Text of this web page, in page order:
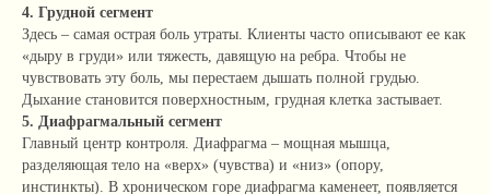
4. Грудной сегмент
Здесь – самая острая боль утраты. Клиенты часто описывают ее как
«дыру в груди» или тяжесть, давящую на ребра. Чтобы не
чувствовать эту боль, мы перестаем дышать полной грудью.
Дыхание становится поверхностным, грудная клетка застывает.
5. Диафрагмальный сегмент
Главный центр контроля. Диафрагма – мощная мышца,
разделяющая тело на «верх» (чувства) и «низ» (опору,
инстинкты). В хроническом горе диафрагма каменеет, появляется